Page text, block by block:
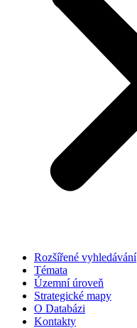
Rozšířené vyhledávání
Témata
Územní úroveň
Strategické mapy
O Databázi
Kontakty